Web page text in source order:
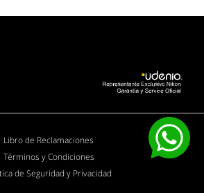
Libro de Reclamaciones
Términos y Condiciones
de Seguridad y Privacidad